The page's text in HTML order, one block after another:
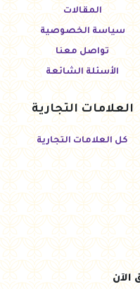
المقالات
سياسة الخصوصية
تواصل معنا
الأسئلة الشائعة
العلامات التجارية
كل العلامات التجارية
الآن